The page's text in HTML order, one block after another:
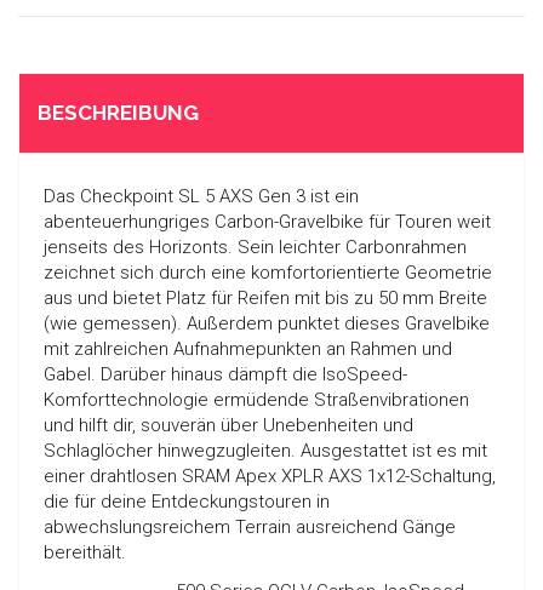
BESCHREIBUNG
Das Checkpoint SL 5 AXS Gen 3 ist ein
abenteuerhungriges Carbon-Gravelbike für Touren weit
jenseits des Horizonts. Sein leichter Carbonrahmen
zeichnet sich durch eine komfortorientierte Geometrie
aus und bietet Platz für Reifen mit bis zu 50 mm Breite
(wie gemessen). Außerdem punktet dieses Gravelbike
mit zahlreichen Aufnahmepunkten an Rahmen und
Gabel. Darüber hinaus dämpft die IsoSpeed-
Komforttechnologie ermüdende Straßenvibrationen
und hilft dir, souverän über Unebenheiten und
Schlaglöcher hinwegzugleiten. Ausgestattet ist es mit
einer drahtlosen SRAM Apex XPLR AXS 1x12-Schaltung,
die für deine Entdeckungstouren in
abwechslungsreichem Terrain ausreichend Gänge
bereithält.